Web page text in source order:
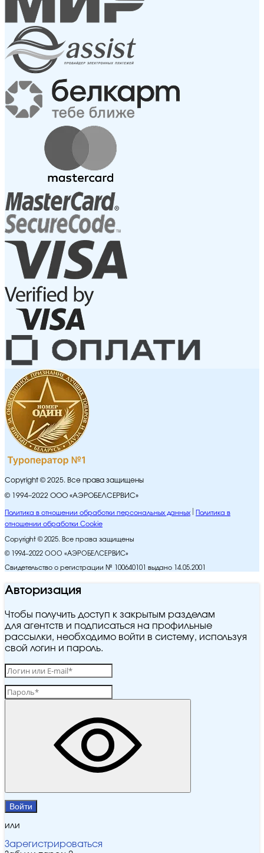
Copyright © 2025. Все права защищены
© 1994–2022 ООО «АЭРОБЕЛСЕРВИС»
Политика в отношении обработки персональных данных
Политика в
отношении обработки Cookie
Copyright © 2025. Все права защищены
© 1994–2022 ООО «АЭРОБЕЛСЕРВИС»
Свидетельство о регистрации № 100640101 выдано 14.05.2001
Авторизация
Чтобы получить доступ к закрытым разделам
для агентств и подписаться на профильные
рассылки, необходимо войти в систему, используя
свой логин и пароль.
Войти
или
Зарегистрироваться